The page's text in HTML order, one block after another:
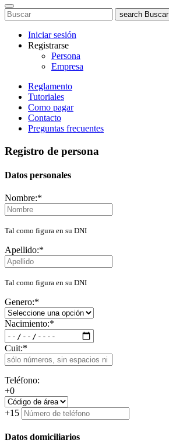
search Buscar
Iniciar sesión
Registrarse
Persona
Empresa
Reglamento
Tutoriales
Como pagar
Contacto
Preguntas frecuentes
Registro de persona
Datos personales
Nombre:*
Tal como figura en su DNI
Apellido:*
Tal como figura en su DNI
Genero:*
Nacimiento:*
Cuit:*
Teléfono:
+0
+15
Datos domiciliarios